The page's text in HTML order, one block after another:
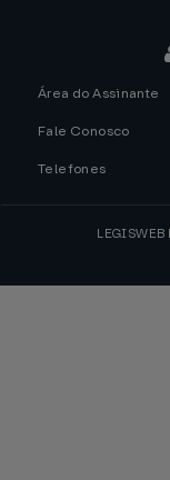
Área do Assinante
Fale Conosco
Telefones
LEGISWEB